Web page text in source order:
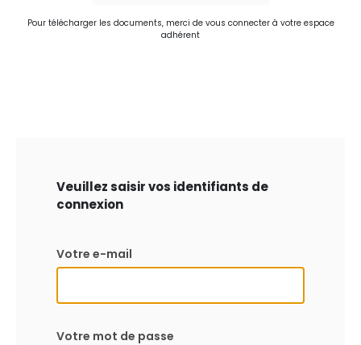
Pour télécharger les documents, merci de vous connecter à votre espace
adhérent
Veuillez saisir vos identifiants de
connexion
Votre e-mail
Votre mot de passe